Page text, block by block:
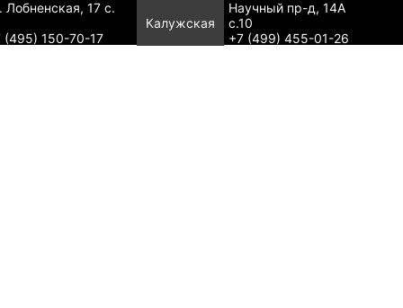
Лобненская, 17 с.
(495) 150-70-17
Калужская
Научный пр-д, 14А
с.10
+7 (499) 455-01-26